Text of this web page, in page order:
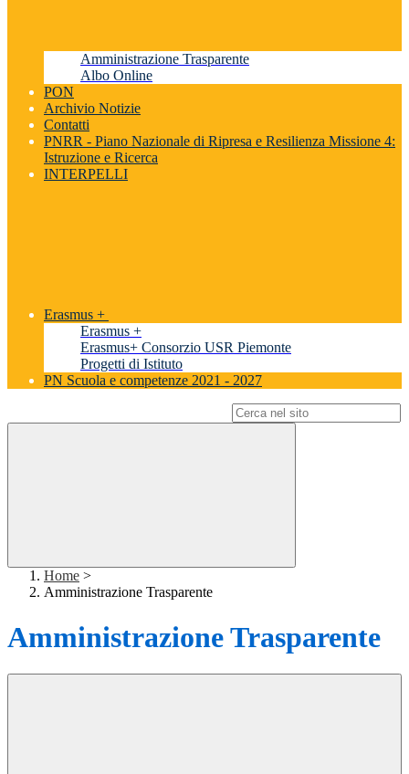
Amministrazione Trasparente
Albo Online
PON
Archivio Notizie
Contatti
PNRR - Piano Nazionale di Ripresa e Resilienza Missione 4:
Istruzione e Ricerca
INTERPELLI
Erasmus +
Erasmus +
Erasmus+ Consorzio USR Piemonte
Progetti di Istituto
PN Scuola e competenze 2021 - 2027
Home >
Amministrazione Trasparente
Amministrazione Trasparente